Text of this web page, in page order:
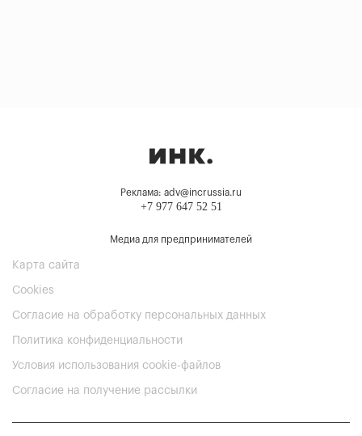
Реклама: adv@incrussia.ru
+7 977 647 52 51
Медиа для предпринимателей
Карта сайта
Cookies
Согласие на обработку персональных данных
Политика конфиденциальности
Условия использования cookie-файлов
Согласие на получение рассылки